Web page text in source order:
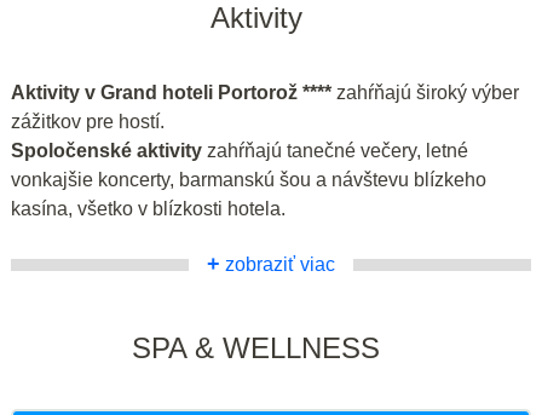
Aktivity
Aktivity v Grand hoteli Portorož **** zahŕňajú široký výber
zážitkov pre hostí.
Spoločenské aktivity zahŕňajú tanečné večery, letné
vonkajšie koncerty, barmanskú šou a návštevu blízkeho
kasína, všetko v blízkosti hotela.
+ zobraziť viac
SPA & WELLNESS